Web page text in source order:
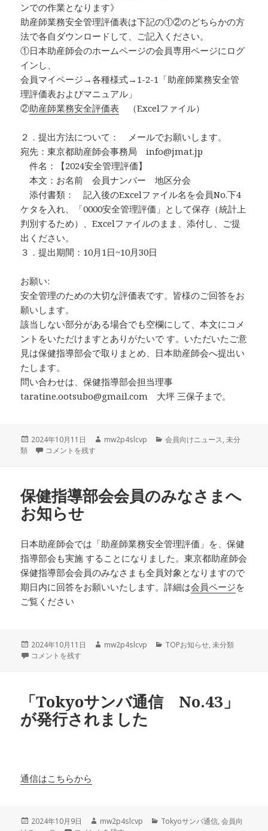
ンでの作業となります》
助産師業務安全管理評価表は下記の①②のどちらかの方
法で各自ダウンロードして、ご記入ください。
①日本助産師会のホームページの会員専用ページにログ
インし、
会員マイページ→各種様式→1-2-1「助産師業務安全管
理評価表およびマニュアル」
②助産師業務安全評価表 （Excelファイル）
２．提出方法について： メールでお願いします。
宛先：東京都助産師会事務局 info@jmat.jp
件名：【2024安全管理評価】
本文：お名前 会員ナンバー 地区分会
添付書類： 記入後のExcelファイル名を会員No.下4
ケタを入れ、「0000安全管理評価」として保存（統計上
判別するため）、Excelファイルのまま、添付し、ご提
出ください。
３．提出期間：10月1日~10月30日
お願い:
安全管理のための大切な評価表です。皆様のご回答をお
願いします。
該当しない部分がある場合でも空欄にして、本文にコメ
ントをいただけますとありがたいで す。いただいたご意
見は保健指導部会で取りまとめ、日本助産師会へ提出い
たします。
問い合わせは、保健指導部会担当理事
taratine.ootsubo@gmail.com 大坪 三保子まで。
投
稿
2024年10月11日
作
mw2p4slcvp
カ
会員向けニュース,未分
類
保健指導部部会員助産業務安全管理評価について に
コメントを残す
保健指導部会会員のみなさまへ
お知らせ
日本助産師会では「助産師業務安全管理評価」を、保健
指導部会も実施 することになりました。東京都助産師会
保健指導部会会員のみなさまも全員対象となりますので
期日内に回答をお願いいたします。詳細は会員ページを
ご覧ください
投
稿
2024年10月11日
作
mw2p4slcvp
カ
TOPお知らせ,未分類
保健指導部会会員のみなさまへお知らせ に
コメントを残す
「Tokyoサンバ通信 No.43」
が発行されました
通信はこちらから
投
2024年10月9日
作
mw2p4slcvp
カ
Tokyoサンバ通信,会員向